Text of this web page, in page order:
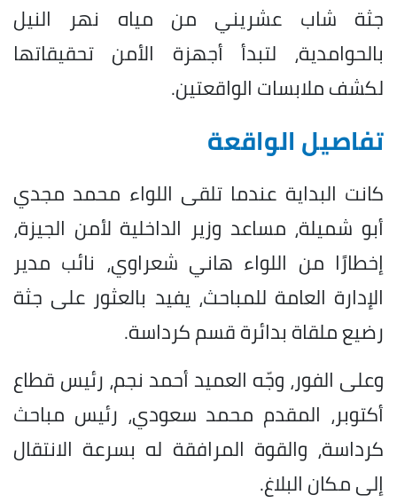
جثة شاب عشريني من مياه نهر النيل
بالحوامدية، لتبدأ أجهزة الأمن تحقيقاتها
لكشف ملابسات الواقعتين.
تفاصيل الواقعة
كانت البداية عندما تلقى اللواء محمد مجدي
أبو شميلة، مساعد وزير الداخلية لأمن الجيزة،
إخطارًا من اللواء هاني شعراوي، نائب مدير
الإدارة العامة للمباحث، يفيد بالعثور على جثة
رضيع ملقاة بدائرة قسم كرداسة.
وعلى الفور، وجّه العميد أحمد نجم، رئيس قطاع
أكتوبر، المقدم محمد سعودي، رئيس مباحث
كرداسة، والقوة المرافقة له بسرعة الانتقال
إلى مكان البلاغ.